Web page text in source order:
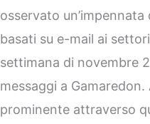
osservato
basati su e-mail ai
settimana di novembre
messaggi a
prominente attraverso